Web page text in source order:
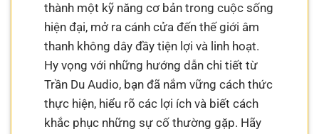
thành một kỹ năng cơ bản trong cuộc sống
hiện đại, mở ra cánh cửa đến thế giới âm
thanh không dây đầy tiện lợi và linh hoạt.
Hy vọng với những hướng dẫn chi tiết từ
Trần Du Audio, bạn đã nắm vững cách thức
thực hiện, hiểu rõ các lợi ích và biết cách
khắc phục những sự cố thường gặp. Hãy